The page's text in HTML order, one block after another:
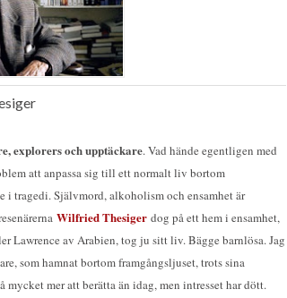
explorers och upptäckare. Vad hände egentligen med
att anpassa sig till ett normalt liv bortom
i tragedi. Självmord, alkoholism och ensamhet är
Wilfried Thesiger dog på ett hem i ensamhet,
Lawrence av Arabien, tog ju sitt liv. Bägge barnlösa. Jag
som hamnat bortom framgångsljuset, trots sina
mycket mer att berätta än idag, men intresset har dött.